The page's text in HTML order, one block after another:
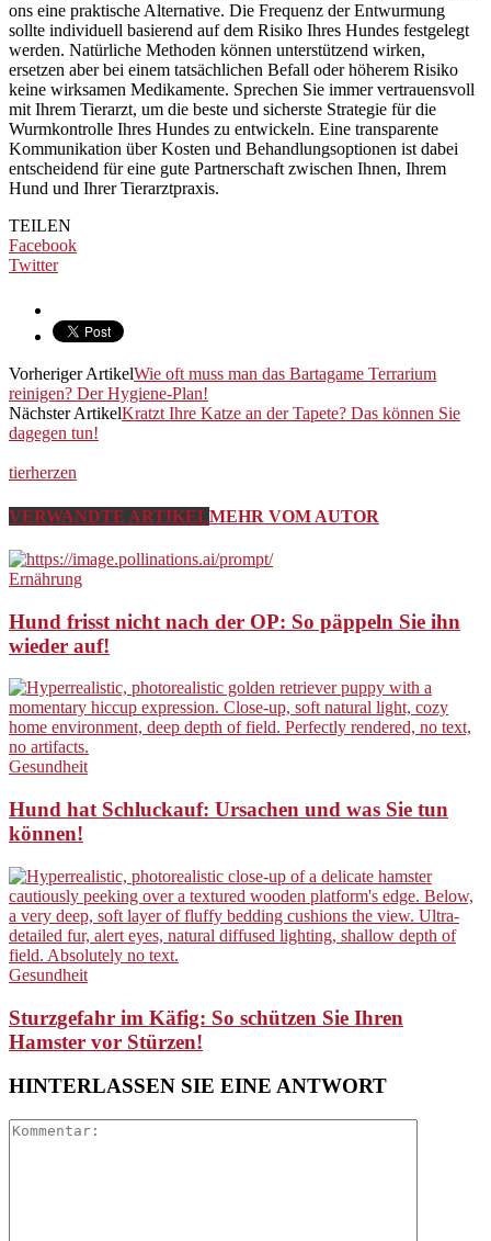
ons eine praktische Alternative. Die Frequenz der Entwurmung
sollte individuell basierend auf dem Risiko Ihres Hundes festgelegt
werden. Natürliche Methoden können unterstützend wirken,
ersetzen aber bei einem tatsächlichen Befall oder höherem Risiko
keine wirksamen Medikamente. Sprechen Sie immer vertrauensvoll
mit Ihrem Tierarzt, um die beste und sicherste Strategie für die
Wurmkontrolle Ihres Hundes zu entwickeln. Eine transparente
Kommunikation über Kosten und Behandlungsoptionen ist dabei
entscheidend für eine gute Partnerschaft zwischen Ihnen, Ihrem
Hund und Ihrer Tierarztpraxis.
TEILEN
Facebook
Twitter
Vorheriger ArtikelWie oft muss man das Bartagame Terrarium
reinigen? Der Hygiene-Plan!
Nächster ArtikelKratzt Ihre Katze an der Tapete? Das können Sie
dagegen tun!
tierherzen
VERWANDTE ARTIKELMEHR VOM AUTOR
Ernährung
Hund frisst nicht nach der OP: So päppeln Sie ihn
wieder auf!
Gesundheit
Hund hat Schluckauf: Ursachen und was Sie tun
können!
Gesundheit
Sturzgefahr im Käfig: So schützen Sie Ihren
Hamster vor Stürzen!
HINTERLASSEN SIE EINE ANTWORT